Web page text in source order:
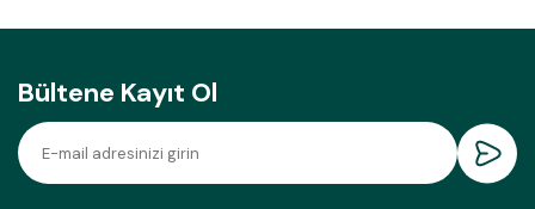
Bültene Kayıt Ol